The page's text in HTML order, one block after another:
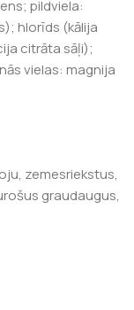
pildviela:
hlorīds (kālija
citrāta sāļi);
vielas: magnija
zemesriekstus,
graudaugus,